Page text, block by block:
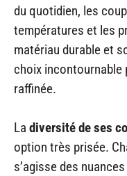
du quotidien, les
températures et les
matériau durable et
choix incontournable
raffinée.
La diversité de ses
option très prisée.
s’agisse des